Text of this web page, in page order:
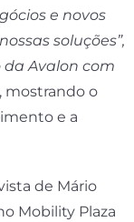
e novos
soluções”,
Avalon com
mostrando o
e a
de Mário
Mobility Plaza